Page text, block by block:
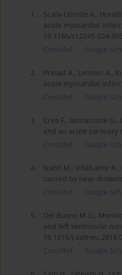
1.
Scafa-Udriste A.,
acute myocardial
10.1186/s12245-024-
CrossRef
Google
2.
Prasad A., Lerman A.,
acute myocardial
CrossRef
Google
3.
Crea F., Iannaccone
end an acute coronary
CrossRef
Google
4.
Nabil M., Villafuerte R.,
caused by near-
CrossRef
Google
5.
Del Buono M.G.,
and left ventricular
10.1016/
CrossRef
Google